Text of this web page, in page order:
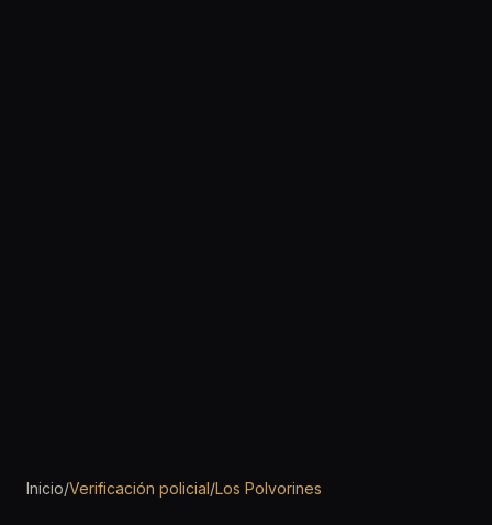
Inicio/Verificación policial/Los Polvorines